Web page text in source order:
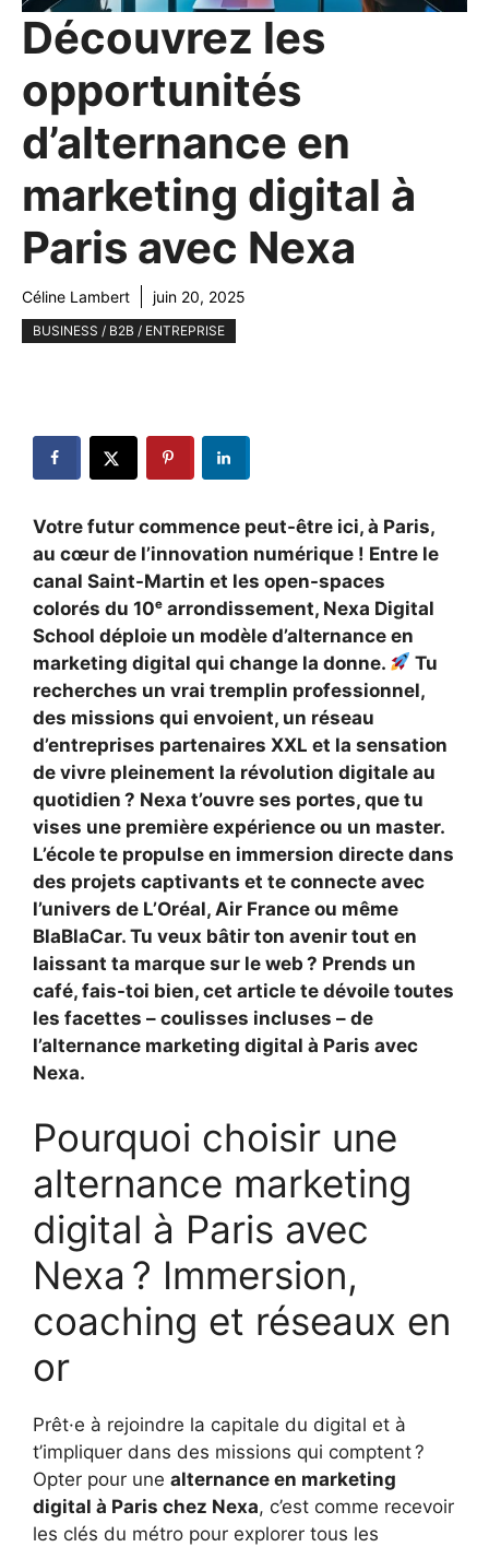
Découvrez les
opportunités
d’alternance en
marketing digital à
Paris avec Nexa
Céline Lambert juin 20, 2025
BUSINESS / B2B / ENTREPRISE
Votre futur commence peut-être ici, à Paris,
au cœur de l’innovation numérique ! Entre le
canal Saint-Martin et les open-spaces
colorés du 10ᵉ arrondissement, Nexa Digital
School déploie un modèle d’alternance en
marketing digital qui change la donne.
Tu
recherches un vrai tremplin professionnel,
des missions qui envoient, un réseau
d’entreprises partenaires XXL et la sensation
de vivre pleinement la révolution digitale au
quotidien ? Nexa t’ouvre ses portes, que tu
vises une première expérience ou un master.
L’école te propulse en immersion directe dans
des projets captivants et te connecte avec
l’univers de L’Oréal, Air France ou même
BlaBlaCar. Tu veux bâtir ton avenir tout en
laissant ta marque sur le web ? Prends un
café, fais-toi bien, cet article te dévoile toutes
les facettes – coulisses incluses – de
l’alternance marketing digital à Paris avec
Nexa.
Pourquoi choisir une
alternance marketing
digital à Paris avec
Nexa ? Immersion,
coaching et réseaux en
or
Prêt·e à rejoindre la capitale du digital et à
t’impliquer dans des missions qui comptent ?
Opter pour une alternance en marketing
digital à Paris chez Nexa, c’est comme recevoir
les clés du métro pour explorer tous les